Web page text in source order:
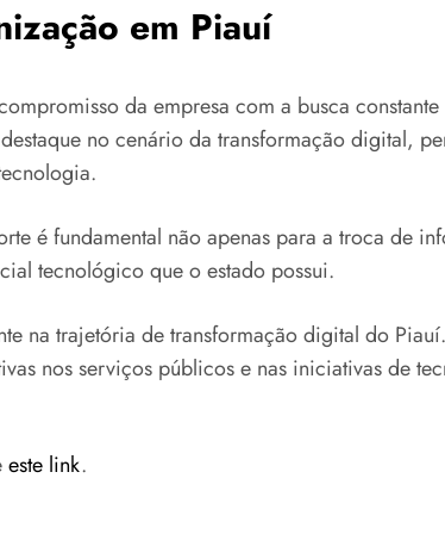
em Piauí
da empresa com a busca
no cenário da transformação digital,
é fundamental não apenas para a troca de
tecnológico que o estado possui.
na trajetória de transformação digital do
nos serviços públicos e nas iniciativas de
este link.